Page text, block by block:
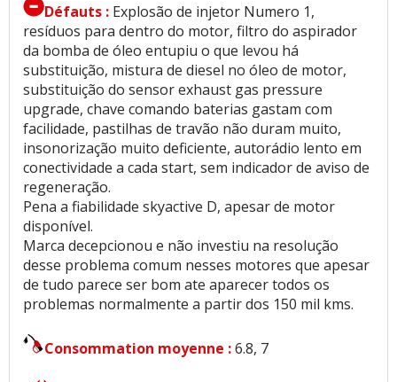
Défauts : Explosão de injetor Numero 1,
resíduos para dentro do motor, filtro do aspirador
da bomba de óleo entupiu o que levou há
substituição, mistura de diesel no óleo de motor,
substituição do sensor exhaust gas pressure
upgrade, chave comando baterias gastam com
facilidade, pastilhas de travão não duram muito,
insonorização muito deficiente, autorádio lento em
conectividade a cada start, sem indicador de aviso de
regeneração.
Pena a fiabilidade skyactive D, apesar de motor
disponível.
Marca decepcionou e não investiu na resolução
desse problema comum nesses motores que apesar
de tudo parece ser bom ate aparecer todos os
problemas normalmente a partir dos 150 mil kms.
Consommation moyenne :6.8, 7